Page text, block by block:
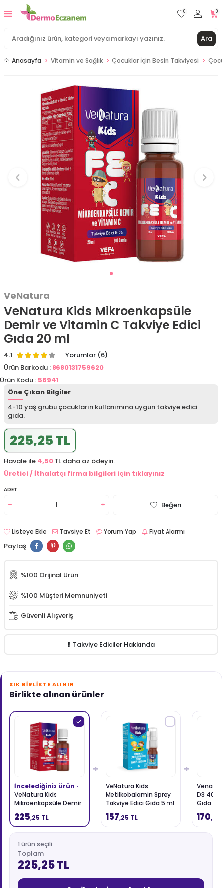
Ara
0 0
Anasayfa Vitamin ve Sağlık Çocuklar İçin Besin Takviyesi
VeNatura
VeNatura Kids Mikroenkapsüle
Demir ve Vitamin C Takviye Edici
Gıda 20 ml
4.1
Yorumlar (6)
Ürün Barkodu : 8680131759620
Ürün Kodu : 56941
Öne Çıkan Bilgiler
4-10 yaş grubu çocukların kullanımına uygun takviye edici
gıda.
225,25 TL
Havale ile 4,50 TL daha az ödeyin.
Üretici / İthalatçı firma bilgileri için tıklayınız
ADET
Beğen
Listeye Ekle Tavsiye Et Yorum Yap Fiyat Alarmı
Paylaş
%100 Orijinal Ürün
%100 Müşteri Memnuniyeti
Güvenli Alışveriş
Takviye Ediciler Hakkında
SIK BIRLIKTE ALINIR
Birlikte alınan ürünler
İncelediğiniz ürün ·
VeNatura Kids
Mikroenkapsüle Demir
ve Vitamin C Takviye
Edici Gıda 20 ml
225,25 TL
+
VeNatura Kids
Metilkobalamin Sprey
Takviye Edici Gıda 5 ml
157,25 TL
+
D3 400
Gıda
170,00
1 ürün seçili
Toplam
225,25 TL